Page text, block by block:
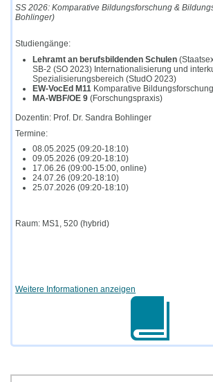
SS 2026: Komparative Bildungsforschung &
Bohlinger)
Studiengänge:
Lehramt an berufsbildenden Schulen
SB-2 (SO 2023) Internationalisierung und
Spezialisierungsbereich (StudO 2023)
EW-VocEd M11 Komparative
MA-WBF/OE 9(Forschungspraxis)
Dozentin: Prof. Dr. Sandra Bohlinger
Termine:
08.05.2025 (09:20-18:10)
09.05.2026 (09:20-18:10)
17.06.26 (09:00-15:00, online)
24.07.26 (09:20-18:10)
25.07.2026 (09:20-18:10)
Raum: MS1, 520 (hybrid)
Weitere Informationen anzeigen